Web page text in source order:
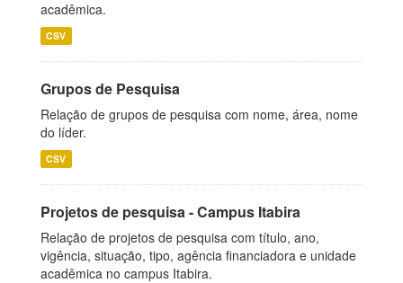
acadêmica.
CSV
Grupos de Pesquisa
Relação de grupos de pesquisa com nome, área, nome
do líder.
CSV
Projetos de pesquisa - Campus Itabira
Relação de projetos de pesquisa com título, ano,
vigência, situação, tipo, agência financiadora e unidade
acadêmica no campus Itabira.